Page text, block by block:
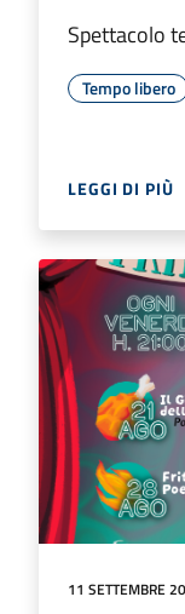
Spettacolo
Tempo libero
LEGGI DI PIÙ
11 SETTEMBRE